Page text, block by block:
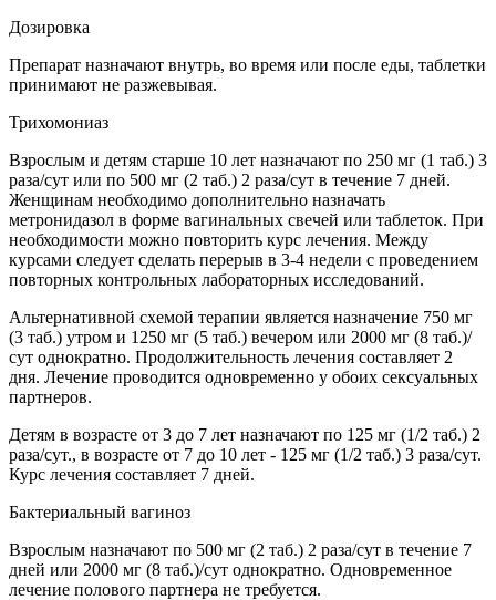
Дозировка
Препарат назначают внутрь, во время или после еды, таблетки
принимают не разжевывая.
Трихомониаз
Взрослым и детям старше 10 лет назначают по 250 мг (1 таб.) 3
раза/сут или по 500 мг (2 таб.) 2 раза/сут в течение 7 дней.
Женщинам необходимо дополнительно назначать
метронидазол в форме вагинальных свечей или таблеток. При
необходимости можно повторить курс лечения. Между
курсами следует сделать перерыв в 3-4 недели с проведением
повторных контрольных лабораторных исследований.
Альтернативной схемой терапии является назначение 750 мг
(3 таб.) утром и 1250 мг (5 таб.) вечером или 2000 мг (8 таб.)/
сут однократно. Продолжительность лечения составляет 2
дня. Лечение проводится одновременно у обоих сексуальных
партнеров.
Детям в возрасте от 3 до 7 лет назначают по 125 мг (1/2 таб.) 2
раза/сут., в возрасте от 7 до 10 лет - 125 мг (1/2 таб.) 3 раза/сут.
Курс лечения составляет 7 дней.
Бактериальный вагиноз
Взрослым назначают по 500 мг (2 таб.) 2 раза/сут в течение 7
дней или 2000 мг (8 таб.)/сут однократно. Одновременное
лечение полового партнера не требуется.